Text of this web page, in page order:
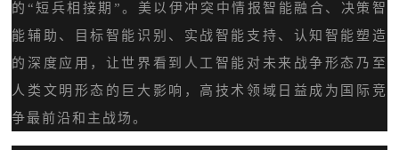
的“短兵相接期”。美以伊冲突中情报智能融合、决策智
能辅助、目标智能识别、实战智能支持、认知智能塑造
的深度应用，让世界看到人工智能对未来战争形态乃至
人类文明形态的巨大影响，高技术领域日益成为国际竞
争最前沿和主战场。